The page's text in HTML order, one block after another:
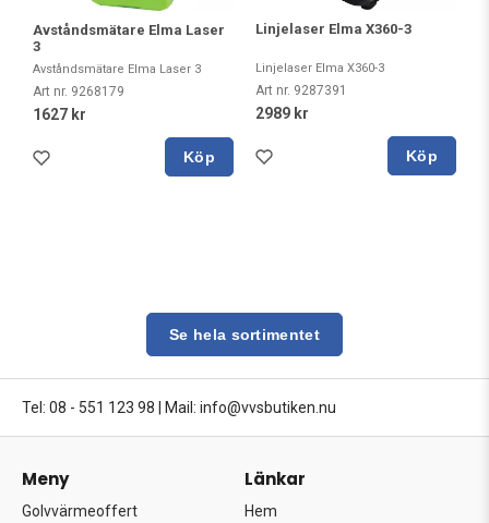
Avståndsmätare Elma Laser
3
Avståndsmätare Elma Laser 3
Art nr. 9268179
1627 kr
Köp
Linjelaser Elma X360-3
Linjelaser Elma X360-3
Art nr. 9287391
2989 kr
Köp
Se hela sortimentet
Tel: 08 - 551 123 98 Mail: info@vvsbutiken.nu
Meny
Golvvärmeoffert
Länkar
Hem